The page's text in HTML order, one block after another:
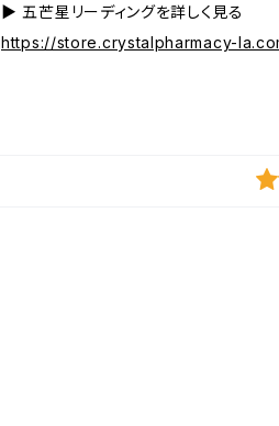
▶︎ 五芒星リーディングを詳しく見る
https://store.crystalpharmacy-